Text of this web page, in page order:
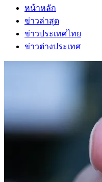
หน้าหลัก
ข่าวล่าสุด
ข่าวประเทศไทย
ข่าวต่างประเทศ